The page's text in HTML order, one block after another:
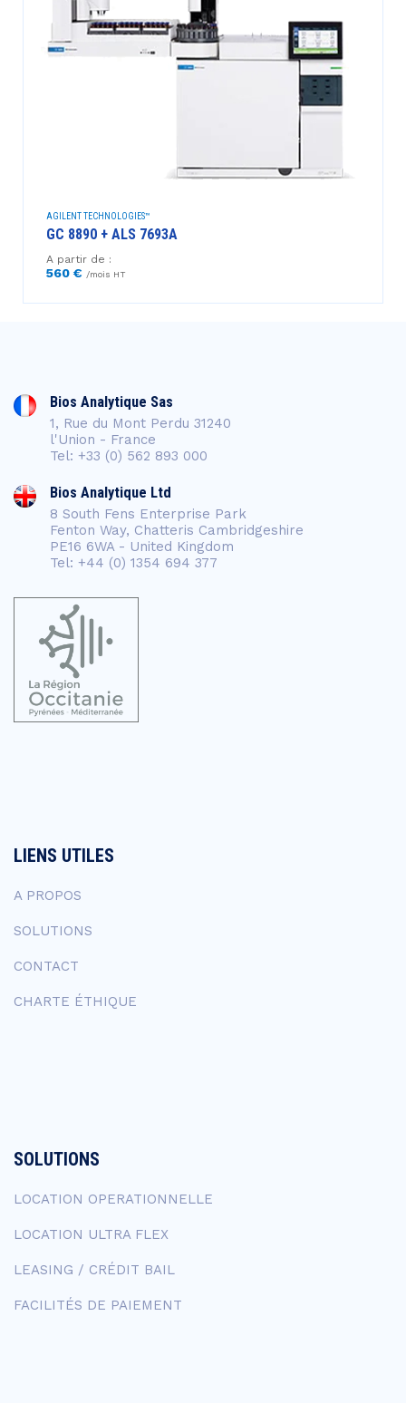
AGILENT TECHNOLOGIES™
GC 8890 + ALS 7693A
A partir de :
560 € /mois HT
Bios Analytique Sas
1, Rue du Mont Perdu 31240
l'Union - France
Tel: +33 (0) 562 893 000
Bios Analytique Ltd
8 South Fens Enterprise Park
Fenton Way, Chatteris Cambridgeshire
PE16 6WA - United Kingdom
Tel: +44 (0) 1354 694 377
LIENS UTILES
A PROPOS
SOLUTIONS
CONTACT
CHARTE ÉTHIQUE
SOLUTIONS
LOCATION OPERATIONNELLE
LOCATION ULTRA FLEX
LEASING / CRÉDIT BAIL
FACILITÉS DE PAIEMENT